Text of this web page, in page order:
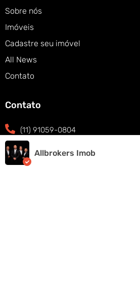
Sobre nós
Imóveis
Cadastre seu imóvel
All News
Contato
Contato
(11) 91059-0804
(11) 91059-0804
Allbrokers Imob